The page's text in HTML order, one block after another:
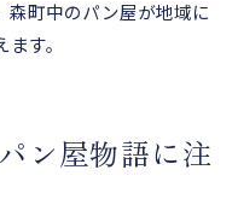
森町中のパン屋が地域に
す。
ン屋物語に注